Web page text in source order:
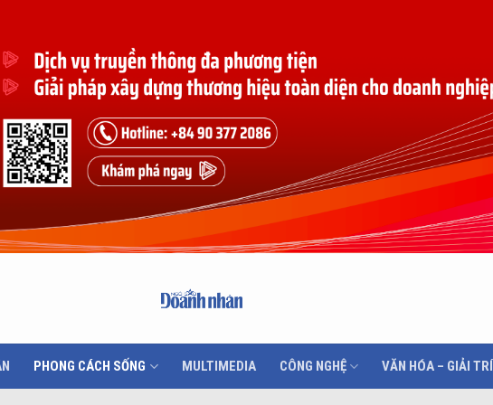
PHONG CÁCH SỐNG MULTIMEDIA CÔNG NGHỆ VĂN HÓA – GIẢI TRÍ